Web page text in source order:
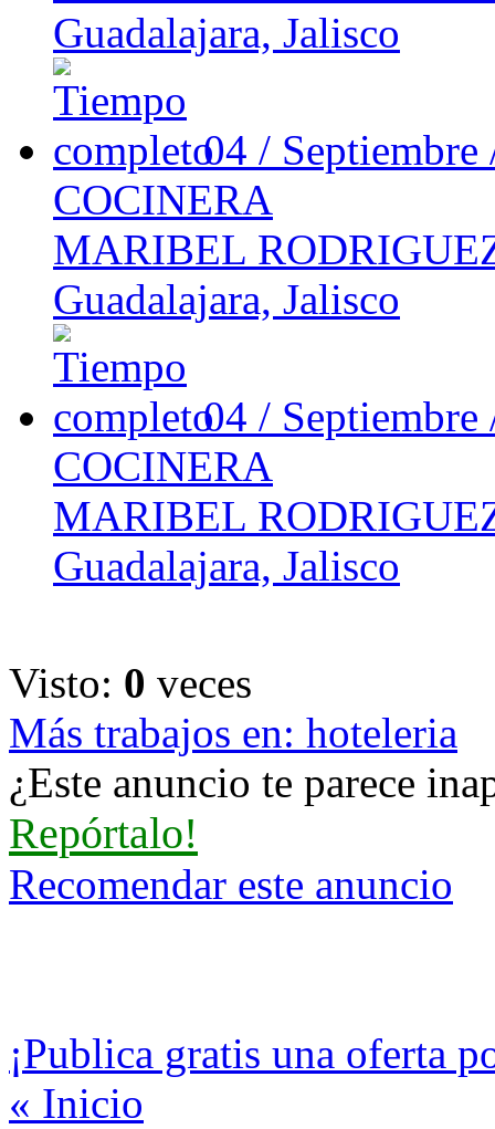
Guadalajara, Jalisco
04 /
COCINERA
MARIBEL
Guadalajara, Jalisco
04 /
COCINERA
MARIBEL
Guadalajara, Jalisco
Visto: 0 veces
Más trabajos en: hoteleria
¿Este anuncio te parece
Repórtalo!
Recomendar este anuncio
¡Publica gratis una oferta
« Inicio